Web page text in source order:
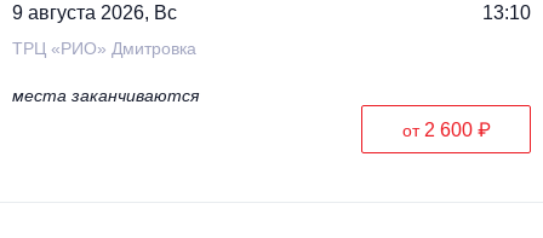
9 августа 2026, Вс 13:10
ТРЦ «РИО» Дмитровка
места заканчиваются
от 2 600 ₽